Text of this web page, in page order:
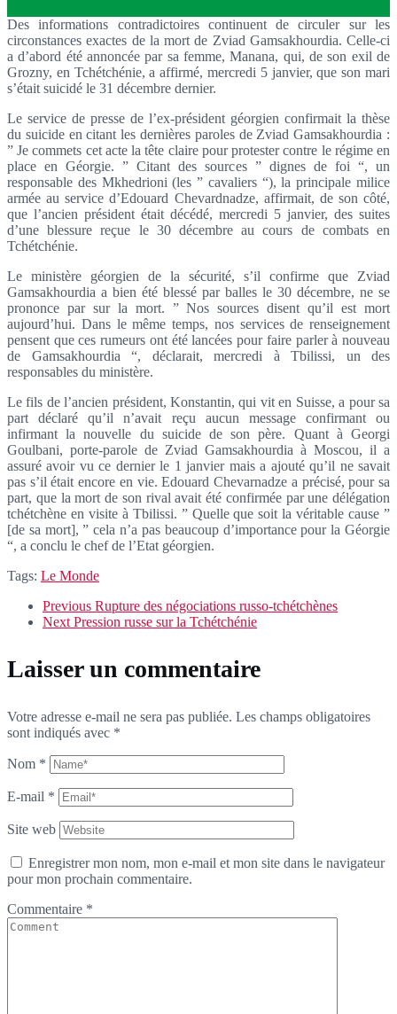
Des informations contradictoires continuent de circuler sur les
circonstances exactes de la mort de Zviad Gamsakhourdia. Celle-ci
a d’abord été annoncée par sa femme, Manana, qui, de son exil de
Grozny, en Tchétchénie, a affirmé, mercredi 5 janvier, que son mari
s’était suicidé le 31 décembre dernier.
Le service de presse de l’ex-président géorgien confirmait la thèse
du suicide en citant les dernières paroles de Zviad Gamsakhourdia :
” Je commets cet acte la tête claire pour protester contre le régime en
place en Géorgie. ” Citant des sources ” dignes de foi “, un
responsable des Mkhedrioni (les ” cavaliers “), la principale milice
armée au service d’Edouard Chevardnadze, affirmait, de son côté,
que l’ancien président était décédé, mercredi 5 janvier, des suites
d’une blessure reçue le 30 décembre au cours de combats en
Tchétchénie.
Le ministère géorgien de la sécurité, s’il confirme que Zviad
Gamsakhourdia a bien été blessé par balles le 30 décembre, ne se
prononce par sur la mort. ” Nos sources disent qu’il est mort
aujourd’hui. Dans le même temps, nos services de renseignement
pensent que ces rumeurs ont été lancées pour faire parler à nouveau
de Gamsakhourdia “, déclarait, mercredi à Tbilissi, un des
responsables du ministère.
Le fils de l’ancien président, Konstantin, qui vit en Suisse, a pour sa
part déclaré qu’il n’avait reçu aucun message confirmant ou
infirmant la nouvelle du suicide de son père. Quant à Georgi
Goulbani, porte-parole de Zviad Gamsakhourdia à Moscou, il a
assuré avoir vu ce dernier le 1 janvier mais a ajouté qu’il ne savait
pas s’il était encore en vie. Edouard Chevarnadze a précisé, pour sa
part, que la mort de son rival avait été confirmée par une délégation
tchétchène en visite à Tbilissi. ” Quelle que soit la véritable cause ”
[de sa mort], ” cela n’a pas beaucoup d’importance pour la Géorgie
“, a conclu le chef de l’Etat géorgien.
Tags: Le Monde
Previous Rupture des négociations russo-tchétchènes
Next Pression russe sur la Tchétchénie
Laisser un commentaire
Votre adresse e-mail ne sera pas publiée. Les champs obligatoires
sont indiqués avec *
Nom *
E-mail *
Site web
Enregistrer mon nom, mon e-mail et mon site dans le navigateur
pour mon prochain commentaire.
Commentaire *